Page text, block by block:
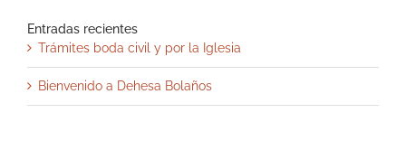
Entradas recientes
Trámites boda civil y por la Iglesia
Bienvenido a Dehesa Bolaños